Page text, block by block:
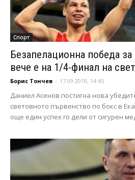
Спорт
Безапелационна победа
вече е на 1/4-финал на
Борис Тончев - 17.09.2019, 14:45
Даниел Асенов постигна нова
световното първенство по бокс в
още един успех го дели от сигурен